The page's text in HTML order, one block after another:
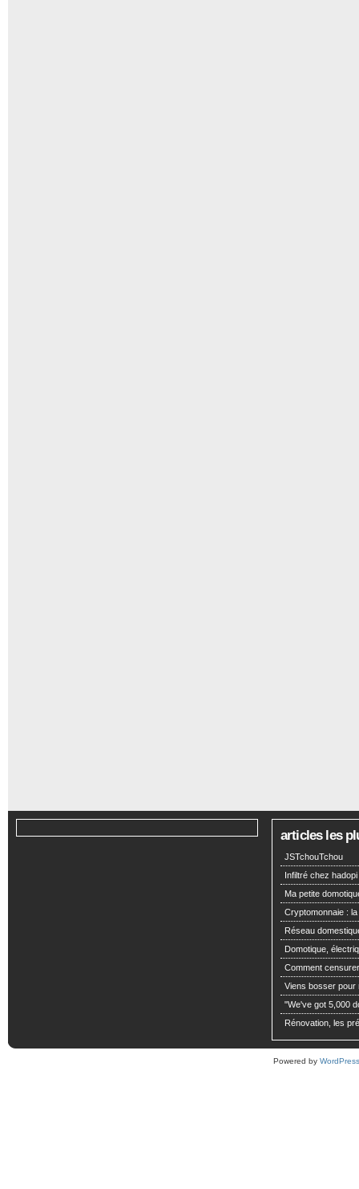
articles les
JSTchouTchou
Infiltré chez hadopi
Ma petite
Cryptomonnaie :
Réseau
Domotique,
Comment
Viens bosser pour
"We've got 5,000
Rénovation, les
Powered by WordPress